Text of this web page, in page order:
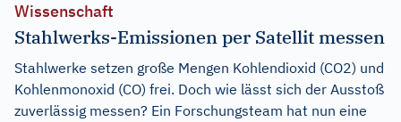
Wissenschaft
Stahlwerks-Emissionen per Satellit messen
Stahlwerke setzen große Mengen Kohlendioxid (CO2) und
Kohlenmonoxid (CO) frei. Doch wie lässt sich der Ausstoß
zuverlässig messen? Ein Forschungsteam hat nun eine